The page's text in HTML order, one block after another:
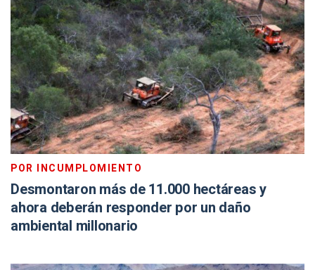
POR INCUMPLOMIENTO
Desmontaron más de 11.000 hectáreas y
ahora deberán responder por un daño
ambiental millonario